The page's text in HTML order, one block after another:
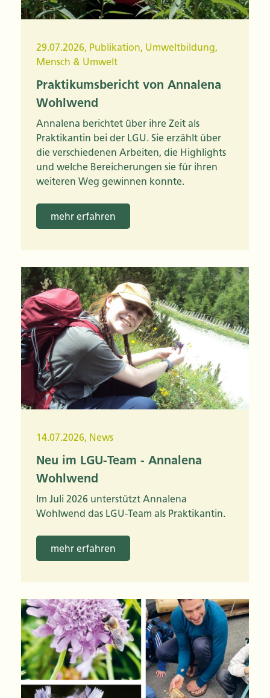
29.07.2026, Publikation, Umweltbildung,
Mensch & Umwelt
Praktikumsbericht von Annalena
Wohlwend
Annalena berichtet über ihre Zeit als
Praktikantin bei der LGU. Sie erzählt über
die verschiedenen Arbeiten, die Highlights
und welche Bereicherungen sie für ihren
weiteren Weg gewinnen konnte.
mehr erfahren
14.07.2026, News
Neu im LGU-Team - Annalena
Wohlwend
Im Juli 2026 unterstützt Annalena
Wohlwend das LGU-Team als Praktikantin.
mehr erfahren